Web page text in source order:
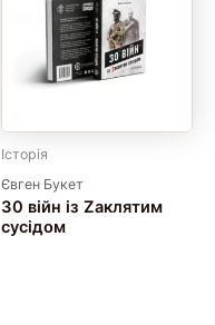
Історія
Євген Букет
30 війн із Zaклятим
сусідом